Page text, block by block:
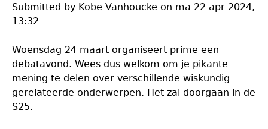
Submitted by Kobe Vanhoucke on ma 22 apr 2024,
13:32
Woensdag 24 maart organiseert prime een
debatavond. Wees dus welkom om je pikante
mening te delen over verschillende wiskundig
gerelateerde onderwerpen. Het zal doorgaan in de
S25.